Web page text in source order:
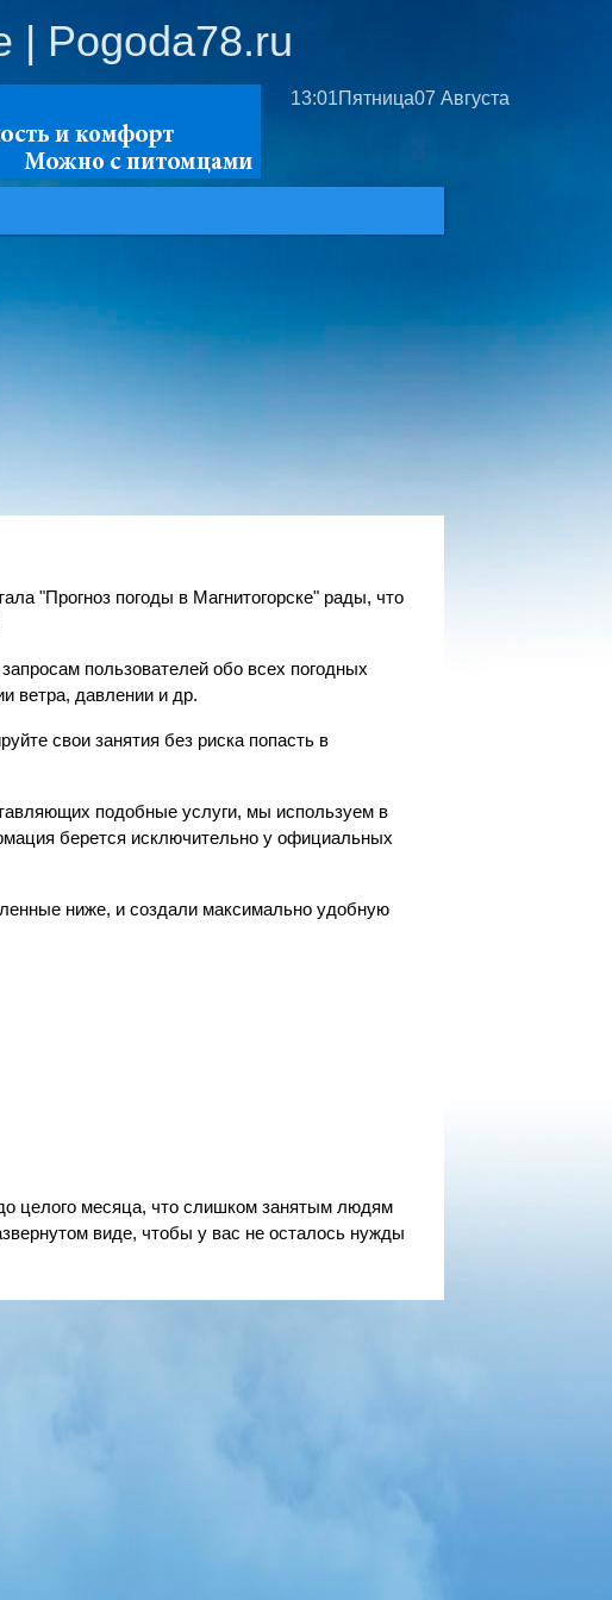
| Pogoda78.ru
13:01Пятница07 Августа
"Прогноз погоды в Магнитогорске" рады, что
пользователей обо всех погодных
ветра, давлении и др.
свои занятия без риска попасть в
подобные услуги, мы используем в
берется исключительно у официальных
ниже, и создали максимально удобную
целого месяца, что слишком занятым людям
виде, чтобы у вас не осталось нужды